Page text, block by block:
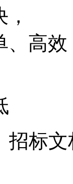
、高效
招标